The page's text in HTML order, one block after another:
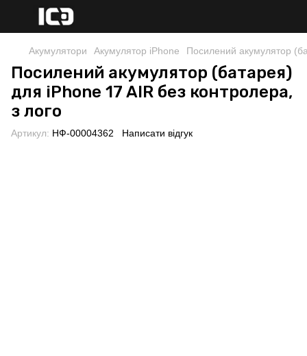
Акумулятори Акумулятор iPhone Посилений акумулятор
Посилений акумулятор (батарея)
для iPhone 17 AIR без контролера,
з лого
Артикул: НФ-00004362 Написати відгук